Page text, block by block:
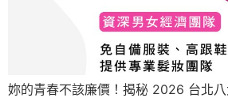
妳的青春不該廉價！揭秘 2026 台北